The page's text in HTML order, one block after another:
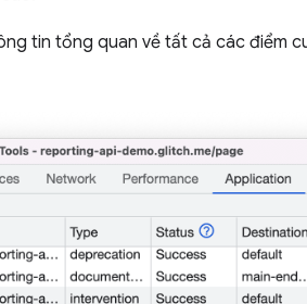
tin tổng quan về tất cả các điểm